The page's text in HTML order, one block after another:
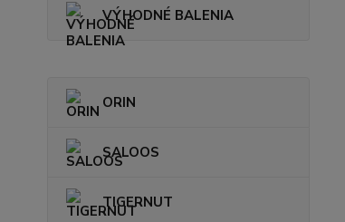
VÝHODNÉ BALENIA
ORIN
SALOOS
TIGERNUT